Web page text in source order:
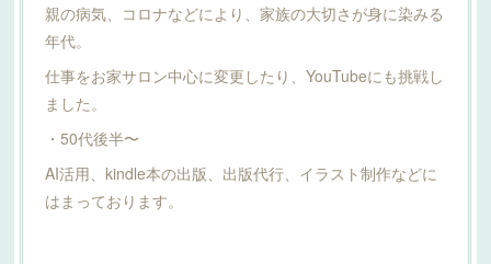
親の病気、コロナなどにより、家族の大切さが身に染みる
年代。
仕事をお家サロン中心に変更したり、YouTubeにも挑戦し
ました。
・50代後半〜
AI活用、kindle本の出版、出版代行、イラスト制作などに
はまっております。